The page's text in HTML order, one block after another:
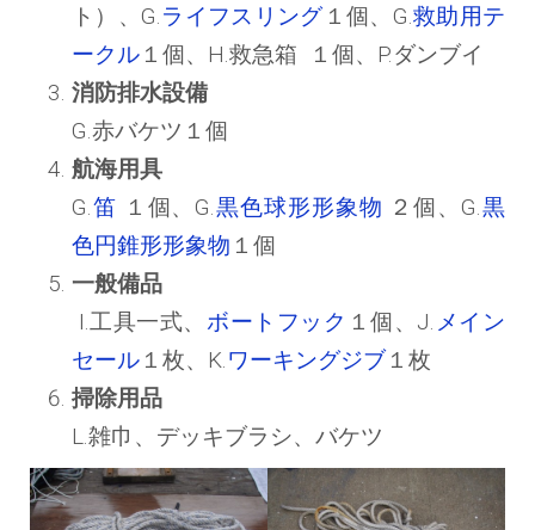
ト）、G.ライフスリング１個、G.救助用テ
ークル １個、H.救急箱 １個、P.ダンブイ
消防排水設備
G.赤バケツ１個
航海用具
G.笛 １個、G.黒色球形形象物 ２個、G.黒
色円錐形形象物 １個
一般備品
I.工具一式、 ボートフック １個、J. メイン
セール １枚、K.ワーキングジブ１枚
掃除用品
L.雑巾、デッキブラシ、バケツ